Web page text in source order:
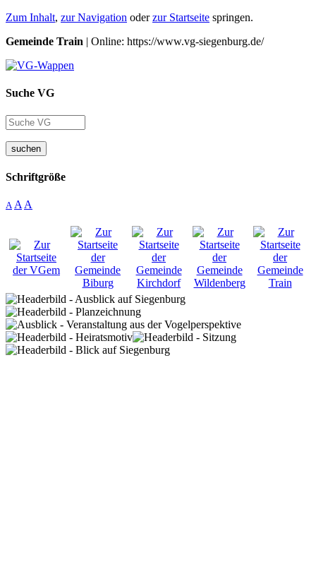
Zum Inhalt, zur Navigation oderzur Startseite springen.
Gemeinde Train | Online: https://www.vg-siegenburg.de/
Suche VG
suchen
Schriftgröße
A A A